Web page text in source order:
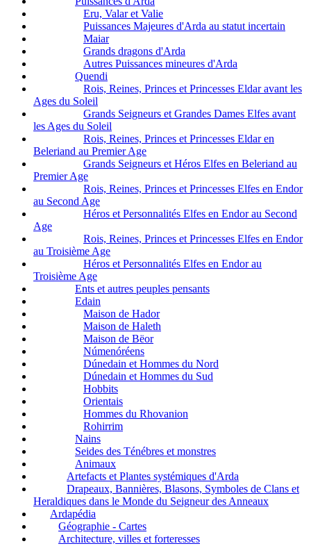
Eru, Valar et Valie
Puissances Majeures d'Arda au statut incertain
Maiar
Grands dragons d'Arda
Autres Puissances mineures d'Arda
Quendi
Rois, Reines, Princes et Princesses Eldar avant les
Ages du Soleil
Grands Seigneurs et Grandes Dames Elfes avant
les Ages du Soleil
Rois, Reines, Princes et Princesses Eldar en
Beleriand au Premier Age
Grands Seigneurs et Héros Elfes en Beleriand au
Premier Age
Rois, Reines, Princes et Princesses Elfes en Endor
au Second Age
Héros et Personnalités Elfes en Endor au Second
Age
Rois, Reines, Princes et Princesses Elfes en Endor
au Troisième Age
Héros et Personnalités Elfes en Endor au
Troisième Age
Ents et autres peuples pensants
Edain
Maison de Hador
Maison de Haleth
Maison de Bëor
Númenóréens
Dúnedain et Hommes du Nord
Dúnedain et Hommes du Sud
Hobbits
Orientais
Hommes du Rhovanion
Rohirrim
Nains
Seides des Ténébres et monstres
Animaux
Artefacts et Plantes systémiques d'Arda
Drapeaux, Bannières, Blasons, Symboles de Clans et
Heraldiques dans le Monde du Seigneur des Anneaux
Ardapédia
Géographie - Cartes
Architecture, villes et forteresses